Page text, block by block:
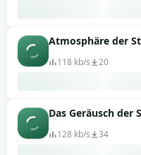
Atmosphäre der
118 kb/s 20
Das Geräusch der
128 kb/s 34